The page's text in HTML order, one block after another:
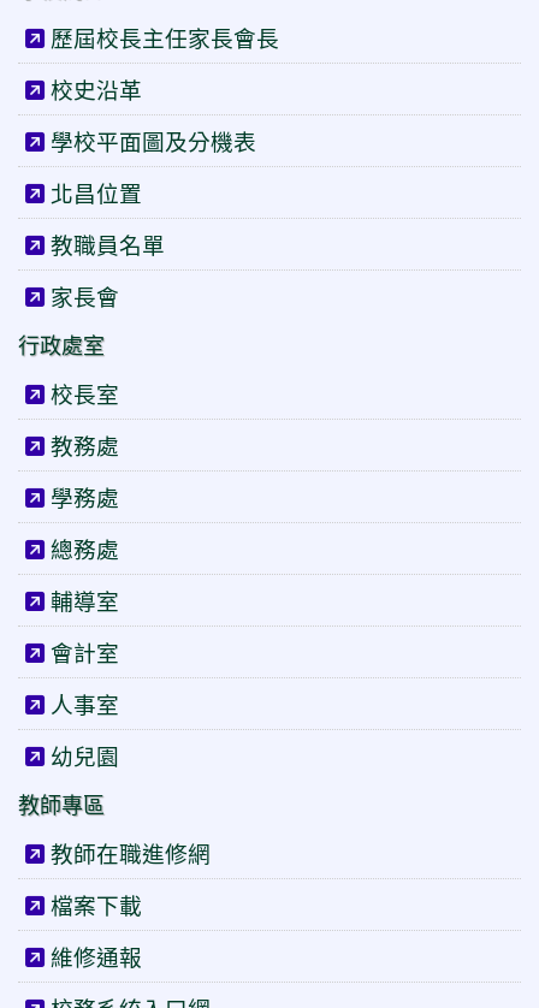
歷屆校長主任家長會長
校史沿革
學校平面圖及分機表
北昌位置
教職員名單
家長會
行政處室
校長室
教務處
學務處
總務處
輔導室
會計室
人事室
幼兒園
教師專區
教師在職進修網
檔案下載
維修通報